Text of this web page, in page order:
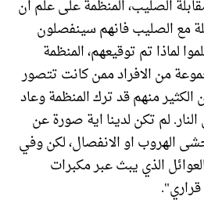
الصليب، المنظمة على علم ان
مع الصليب فانهم سينفصلون
لماذا تم توقيعهم، المنظمة
من الافراد ممن كانت تتصور
الكثير منهم قد ترك المنظمة وعاد
لم تكن لدينا اية صورة عن
الهروب او الانفصال، لكن وفي
الذي يبث عبر مكبرات